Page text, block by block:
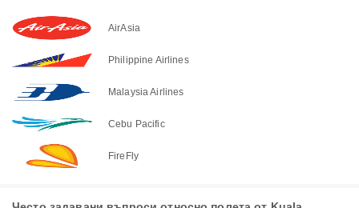
AirAsia
Philippine Airlines
Malaysia Airlines
Cebu Pacific
FireFly